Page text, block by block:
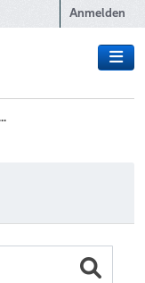
Anmelden